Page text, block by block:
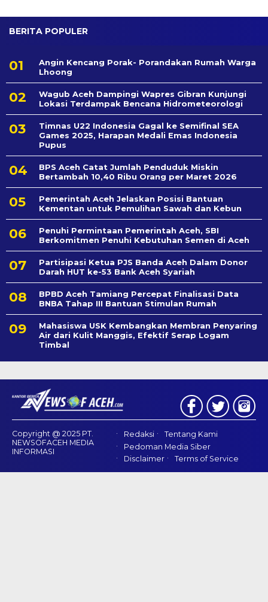
BERITA POPULER
Angin Kencang Porak- Porandakan Rumah Warga
Lhoong
Wagub Aceh Dampingi Wapres Gibran Kunjungi
Lokasi Terdampak Bencana Hidrometeorologi
Timnas U22 Indonesia Gagal ke Semifinal SEA
Games 2025, Harapan Medali Emas Indonesia
Pupus
BPS Aceh Catat Jumlah Penduduk Miskin
Bertambah 10,40 Ribu Orang per Maret 2026
Pemerintah Aceh Jelaskan Posisi Bantuan
Kementan untuk Pemulihan Sawah dan Kebun
Penuhi Permintaan Pemerintah Aceh, SBI
Berkomitmen Penuhi Kebutuhan Semen di Aceh
Partisipasi Ketua PJS Banda Aceh Dalam Donor
Darah HUT ke-53 Bank Aceh Syariah
BPBD Aceh Tamiang Percepat Finalisasi Data
BNBA Tahap III Bantuan Stimulan Rumah
Mahasiswa USK Kembangkan Membran Penyaring
Air dari Kulit Manggis, Efektif Serap Logam
Timbal
Copyright @ 2025 PT.
NEWSOFACEH MEDIA
INFORMASI
Redaksi
Tentang Kami
Pedoman Media Siber
Disclaimer
Terms of Service